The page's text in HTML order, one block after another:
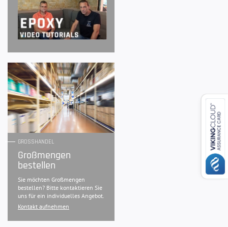
GROSSHANDEL
Großmengen
bestellen
Sie möchten Großmengen
bestellen? Bitte kontaktieren Sie
uns für ein individuelles Angebot.
Kontakt aufnehmen